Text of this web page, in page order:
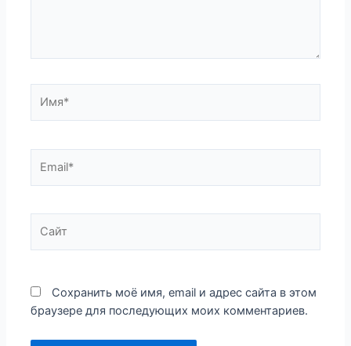
Сохранить моё имя, email и адрес сайта в этом
браузере для последующих моих комментариев.